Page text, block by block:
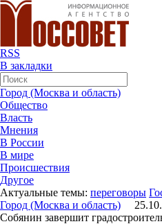
RSS
В закладки
Город (Москва и область)
Общество
Власть
Мнения
В России
В мире
Происшествия
Другое
Актуальные темы: переговоры
Город (Москва и область)
Собянин завершит